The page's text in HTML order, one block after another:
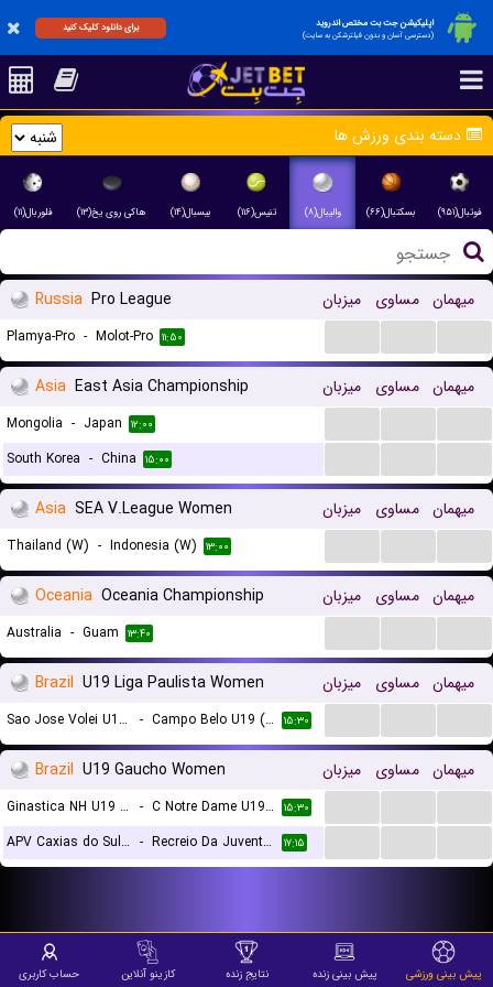
اپلیکیشن جت بت مختص اندروید
(دسترسی آسان و بدون فیلترشکن به سایت)
برای دانلود کلیک کنید
دسته بندی ورزش ها
فوتبال(۹۵۱) بسکتبال(۶۶) والیبال(۸) تنیس(۱۱۶) بیسبال(۱۴) هاکی روی یخ(۱۳) فلوربال(۱۱)
Russia Pro League میزبان مساوی میهمان
Plamya-Pro - Molot-Pro ۱۱:۵۰
Asia East Asia Championship میزبان مساوی میهمان
Mongolia - Japan ۱۲:۰۰
South Korea - China ۱۵:۰۰
Asia SEA V.League Women میزبان مساوی میهمان
Thailand (W) - Indonesia (W) ۱۳:۰۰
Oceania Oceania Championship میزبان مساوی میهمان
Australia - Guam ۱۳:۴۰
Brazil U19 Liga Paulista Women میزبان مساوی میهمان
Sao Jose Volei U19 (W) - Campo Belo U19 (W) ۱۵:۳۰
Brazil U19 Gaucho Women میزبان مساوی میهمان
Ginastica NH U19 (W) - C Notre Dame U19 (W) ۱۵:۳۰
APV Caxias do Sul RS U19 (W) - Recreio Da Juventude U19 (W) ۱۷:۱۵
پیش بینی ورزشی پیش بینی زنده نتایج زنده کازینو آنلاین حساب کاربری